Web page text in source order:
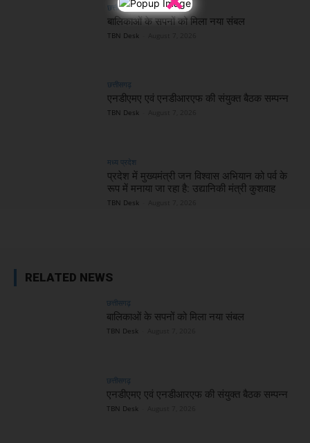
छत्तीसगढ़
बालिकाओं के सपनों को मिला नया संबल
TBN Desk
छत्तीसगढ़
एनडीएमए एवं एनडीआरएफ की संयुक्त बैठक सम्पन्न
TBN Desk
मध्य प्रदेश
प्रदेश में मुख्यमंत्री जन विश्वास अभियान को पर्व के
रूप में मनाया जा रहा है: उद्यानिकी मंत्री कुशवाह
TBN Desk
RELATED NEWS
छत्तीसगढ़
बालिकाओं के सपनों को मिला नया संबल
TBN Desk
छत्तीसगढ़
एनडीएमए एवं एनडीआरएफ की संयुक्त बैठक सम्पन्न
TBN Desk